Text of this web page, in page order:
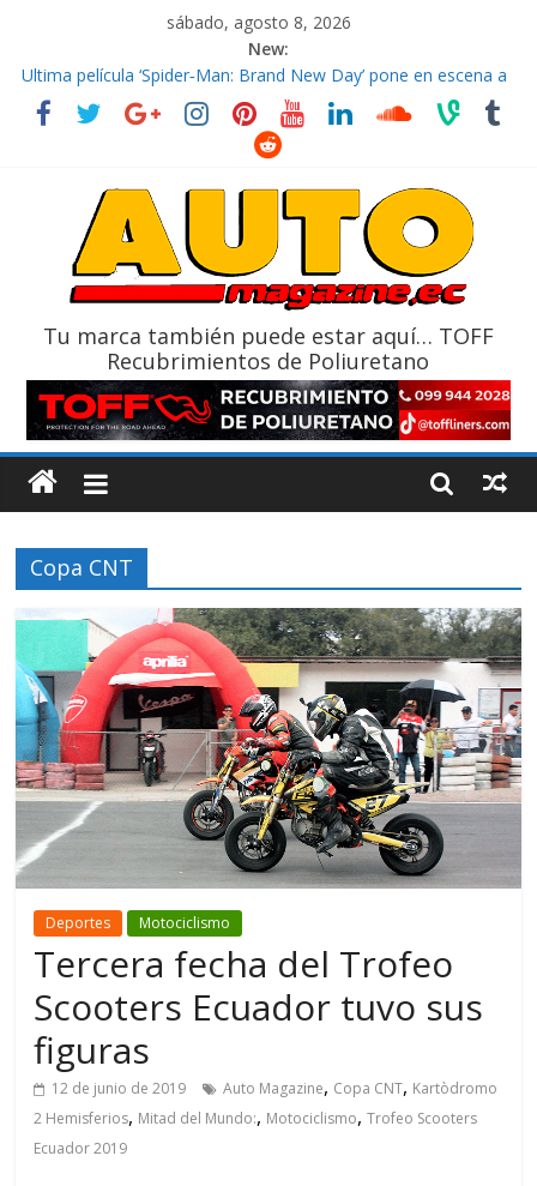
sábado, agosto 8, 2026
New:
El costo de tener un vehículo gana protagonismo a la hora de
decidir
Ultima película ‘Spider‑Man: Brand New Day’ pone en escena a
La Vuelta al Ecuador 2026, edición 47ª, recorre 7 provincias en 8
La FEDAK recibe 12 Sinotruk Bolden para cubrir las rutas de La
Tu marca también puede estar aquí… TOFF
Recubrimientos de Poliuretano
Copa CNT
Deportes Motociclismo
Tercera fecha del Trofeo
Scooters Ecuador tuvo sus
figuras
12 de junio de 2019 Auto Magazine, Copa CNT, Kartòdromo
2 Hemisferios, Mitad del Mundo:, Motociclismo,Trofeo Scooters
Ecuador 2019